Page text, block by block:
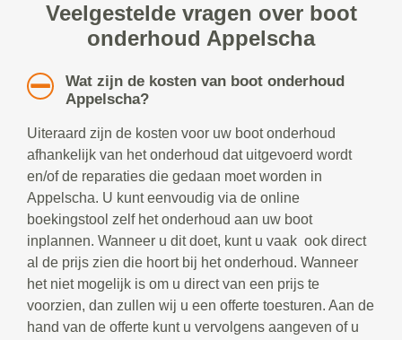
Veelgestelde vragen over boot
onderhoud Appelscha
Wat zijn de kosten van boot onderhoud
Appelscha?
Uiteraard zijn de kosten voor uw boot onderhoud
afhankelijk van het onderhoud dat uitgevoerd wordt
en/of de reparaties die gedaan moet worden in
Appelscha. U kunt eenvoudig via de online
boekingstool zelf het onderhoud aan uw boot
inplannen. Wanneer u dit doet, kunt u vaak ook direct
al de prijs zien die hoort bij het onderhoud. Wanneer
het niet mogelijk is om u direct van een prijs te
voorzien, dan zullen wij u een offerte toesturen. Aan de
hand van de offerte kunt u vervolgens aangeven of u